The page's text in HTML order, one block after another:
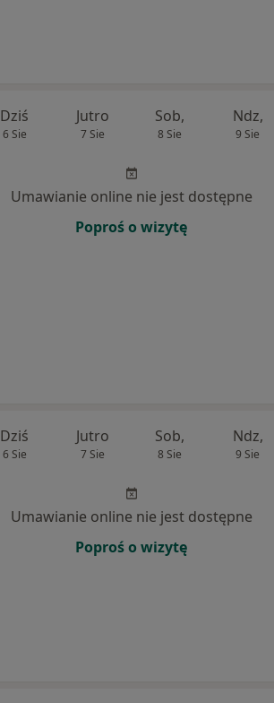
Dziś
6 Sie
Jutro
7 Sie
Sob,
8 Sie
Ndz,
9 Sie
Umawianie online nie jest dostępne
Poproś o wizytę
Dziś
6 Sie
Jutro
7 Sie
Sob,
8 Sie
Ndz,
9 Sie
Umawianie online nie jest dostępne
Poproś o wizytę